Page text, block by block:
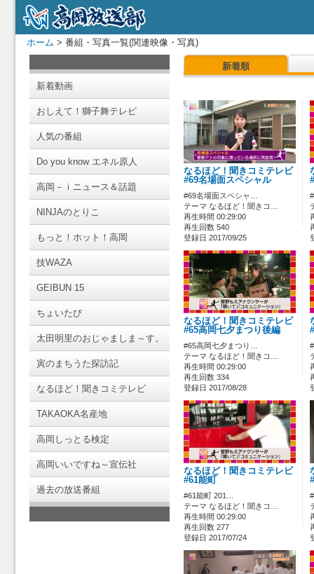
ホーム > 番組・写真一覧(関連映像・写真)
新着動画
おしえて！獅子舞テレビ
人気の番組
Do you know エネル原人
高岡－ｉニュース＆話題
NINJAのとりこ
もっと！ホット！高岡
技WAZA
GEIBUN 15
ちょいたび
太田明里のおじゃましま～す。
寅のまちうた探訪記
なるほど！聞きコミテレビ
TAKAOKA名産地
高岡しっとる検定
高岡いいですね～宣伝社
過去の放送番組
新着順
なるほど！聞きコミテレビ
#69名場面スペシャル
#69名場面スペシャ…
テーマ なるほど！聞きコ…
再生時間 00:29:00
再生回数 540
登録日 2017/09/25
なるほど！聞きコミテレビ
#65高岡七夕まつり後編
#65高岡七夕まつり…
テーマ なるほど！聞きコ…
再生時間 00:29:00
再生回数 334
登録日 2017/08/28
なるほど！聞きコミテレビ
#61能町
#61能町 201…
テーマ なるほど！聞きコ…
再生時間 00:29:00
再生回数 277
登録日 2017/07/24